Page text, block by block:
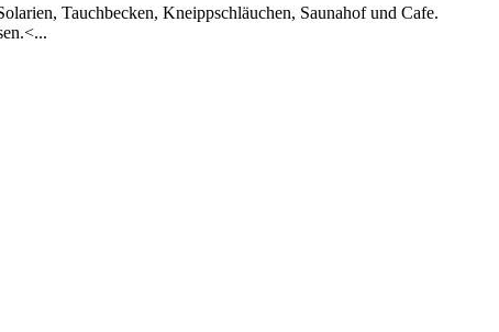
Tauchbecken, Kneippschläuchen, Saunahof und Cafe.